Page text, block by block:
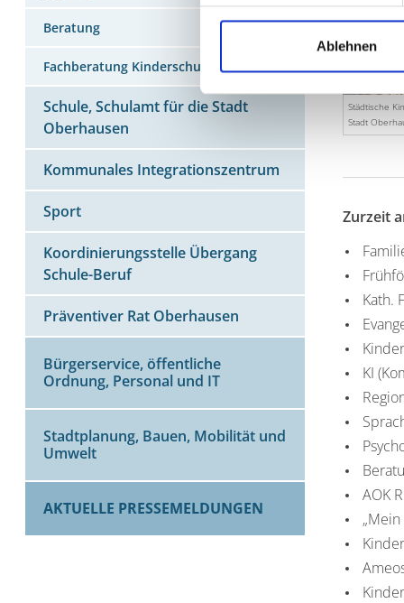
Ablehnen
Beratung
Fachberatung Kinderschutz
Schule, Schulamt für die Stadt
Oberhausen
Kommunales Integrationszentrum
Sport
Koordinierungsstelle Übergang
Schule-Beruf
Präventiver Rat Oberhausen
Bürgerservice, öffentliche
Ordnung, Personal und IT
Stadtplanung, Bauen, Mobilität und
Umwelt
AKTUELLE PRESSEMELDUNGEN
Städtische
Stadt
Zurzeit
Kath.
KI
AOK